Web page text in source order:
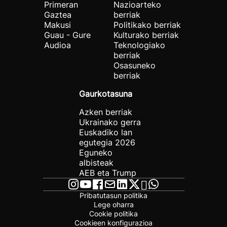
Primeran
Gaztea
Makusi
Guau - Gure
Audioa
Nazioarteko
berriak
Politikako berriak
Kulturako berriak
Teknologiako
berriak
Osasuneko
berriak
Gaurkotasuna
Azken berriak
Ukrainako gerra
Euskadiko lan
egutegia 2026
Eguneko
albisteak
AEB eta Trump
Pribatutasun politika
Lege oharra
Cookie politika
Cookieen konfigurazioa